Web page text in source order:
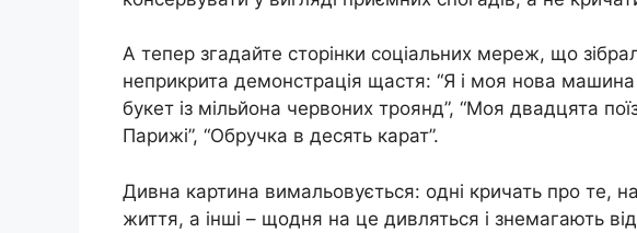
А тепер згадайте сторінки соціальних мереж, що
неприкрита демонстрація щастя: “Я і моя нова машина
букет із мільйона червоних троянд”, “Моя двадцята
Парижі”, “Обручка в десять карат”.
Дивна картина вимальовується: одні кричать про те,
життя, а інші – щодня на це дивляться і знемагають